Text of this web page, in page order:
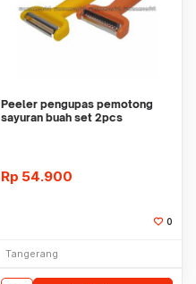
Peeler pengupas pemotong
sayuran buah set 2pcs
Rp 54.900
0
Tangerang